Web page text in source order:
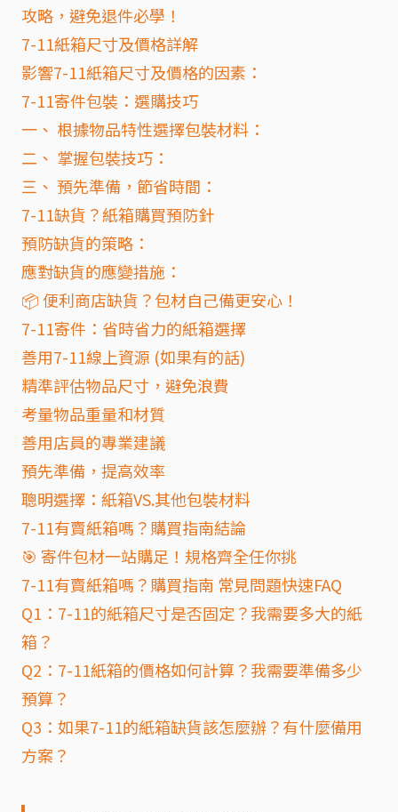
攻略，避免退件必學！
7-11紙箱尺寸及價格詳解
影響7-11紙箱尺寸及價格的因素：
7-11寄件包裝：選購技巧
一、 根據物品特性選擇包裝材料：
二、 掌握包裝技巧：
三、 預先準備，節省時間：
7-11缺貨？紙箱購買預防針
預防缺貨的策略：
應對缺貨的應變措施：
📦 便利商店缺貨？包材自己備更安心！
7-11寄件：省時省力的紙箱選擇
善用7-11線上資源 (如果有的話)
精準評估物品尺寸，避免浪費
考量物品重量和材質
善用店員的專業建議
預先準備，提高效率
聰明選擇：紙箱VS.其他包裝材料
7-11有賣紙箱嗎？購買指南結論
🎯 寄件包材一站購足！規格齊全任你挑
7-11有賣紙箱嗎？購買指南 常見問題快速FAQ
Q1：7-11的紙箱尺寸是否固定？我需要多大的紙
箱？
Q2：7-11紙箱的價格如何計算？我需要準備多少
預算？
Q3：如果7-11的紙箱缺貨該怎麼辦？有什麼備用
方案？